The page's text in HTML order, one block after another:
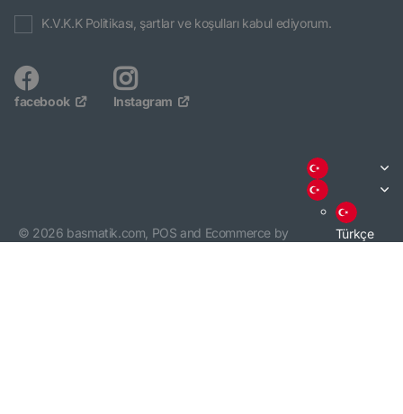
K.V.K.K Politikası, şartlar ve koşulları kabul ediyorum.
facebook Instagram
© 2026 basmatik.com, POS and Ecommerce by
Türkçe